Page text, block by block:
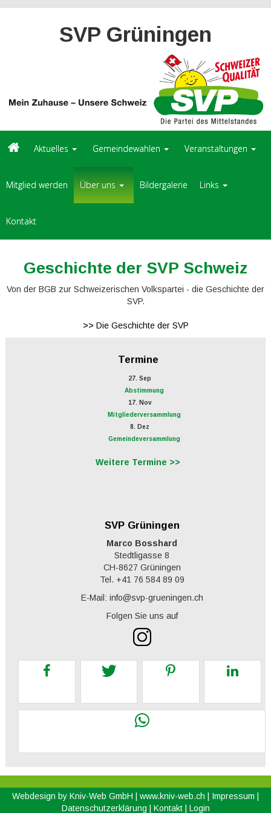
SVP Grüningen
Aktuelles Gemeindewahlen Veranstaltungen
Mitglied werden Über uns Bildergalerie Links
Kontakt
Geschichte der SVP Schweiz
Von der BGB zur Schweizerischen Volkspartei - die Geschichte der
SVP.
>> Die Geschichte der SVP
Termine
27. Sep
Abstimmung
17. Nov
Mitgliederversammlung
8. Dez
Gemeindeversammlung
Weitere Termine >>
SVP Grüningen
Marco Bosshard
Stedtligasse 8
CH-8627 Grüningen
Tel. +41 76 584 89 09
E-Mail: info@svp-grueningen.ch
Folgen Sie uns auf
Webdesign by Kniv-Web GmbH | www.kniv-web.ch Impressum
Datenschutzerklärung
Kontakt| Login